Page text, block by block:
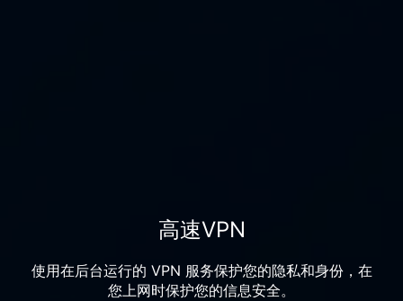
高速VPN
使用在后台运行的 VPN 服务保护您的隐私和身份，在
您上网时保护您的信息安全。